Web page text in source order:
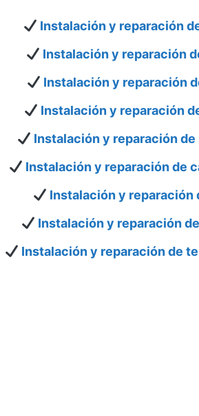
Instalación y reparación
Instalación y reparación
Instalación y reparación
Instalación y reparación
Instalación y reparación de
Instalación y reparación de
Instalación y reparación
Instalación y reparación
Instalación y reparación de